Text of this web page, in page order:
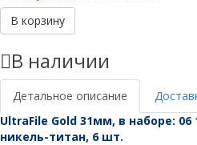
Gold
31мм,
наборе:
06
15-
40
В корзину
В наличии
Детальное описание
UltraFile Gold 31мм, в наборе:
никель-титан, 6 шт.